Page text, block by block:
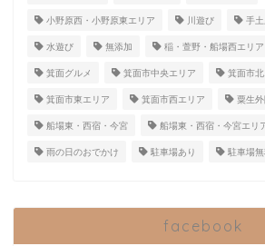
小野原西・小野原東エリア 川遊び 手
水遊び 無添加 稲・萱野・船場西エリア
箕面グルメ 箕面市中央エリア 箕面市
箕面市東エリア 箕面市西エリア 粟生
船場東・西宿・今宮 船場東・西宿・今宮エリ
雨の日のおでかけ 駐車場あり 駐車場
facebook